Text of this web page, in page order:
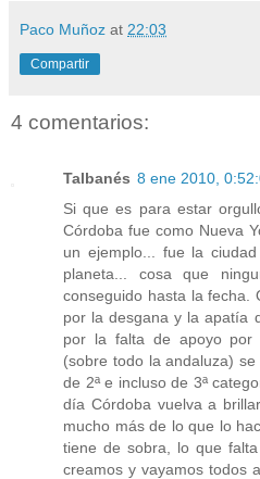
Paco Muñoz at 22:03
Compartir
4 comentarios:
Talbanés 8 ene 2010,
Si que es para estar
Córdoba fue como Nueva
un ejemplo... fue la
planeta... cosa que
conseguido hasta la fecha.
por la desgana y la apatía
por la falta de apoyo por
(sobre todo la andaluza)
de 2ª e incluso de 3ª
día Córdoba vuelva a
mucho más de lo que lo
tiene de sobra, lo que
creamos y vayamos todos